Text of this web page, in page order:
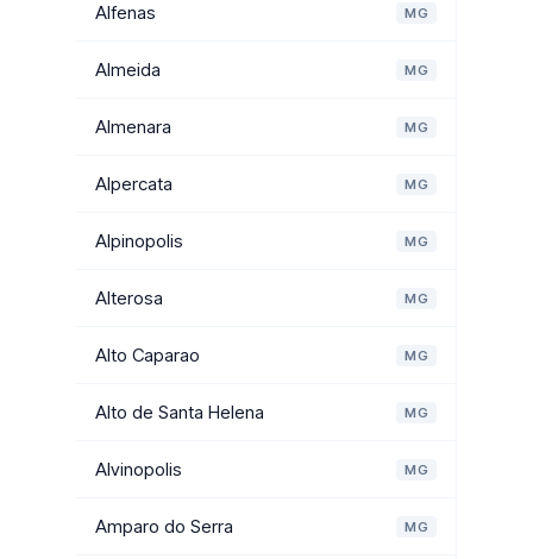
Alfenas MG
Almeida MG
Almenara MG
Alpercata MG
Alpinopolis MG
Alterosa MG
Alto Caparao MG
Alto de Santa Helena MG
Alvinopolis MG
Amparo do Serra MG